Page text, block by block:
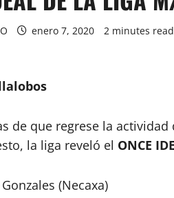
enero 7, 2020 2 minutes read
de que regrese la
la liga reveló el ONCE
(Necaxa)